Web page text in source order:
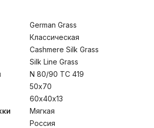
– это лимитированная коллекция
изготовленных вручную с
натурального шелкового
качества Mulberry. Ткань
сатин высокой плотности
из 100% Egyptian COTTON.
позволяет тщательно
производства на каждом
с прекрасными материалами
уровень изделий. Мы не
подушки, допускается только
German Grass
Классическая
Cashmere Silk Grass
Silk Line Grass
N 80/90 TC 419
50х70
60х40х13
Мягкая
Россия